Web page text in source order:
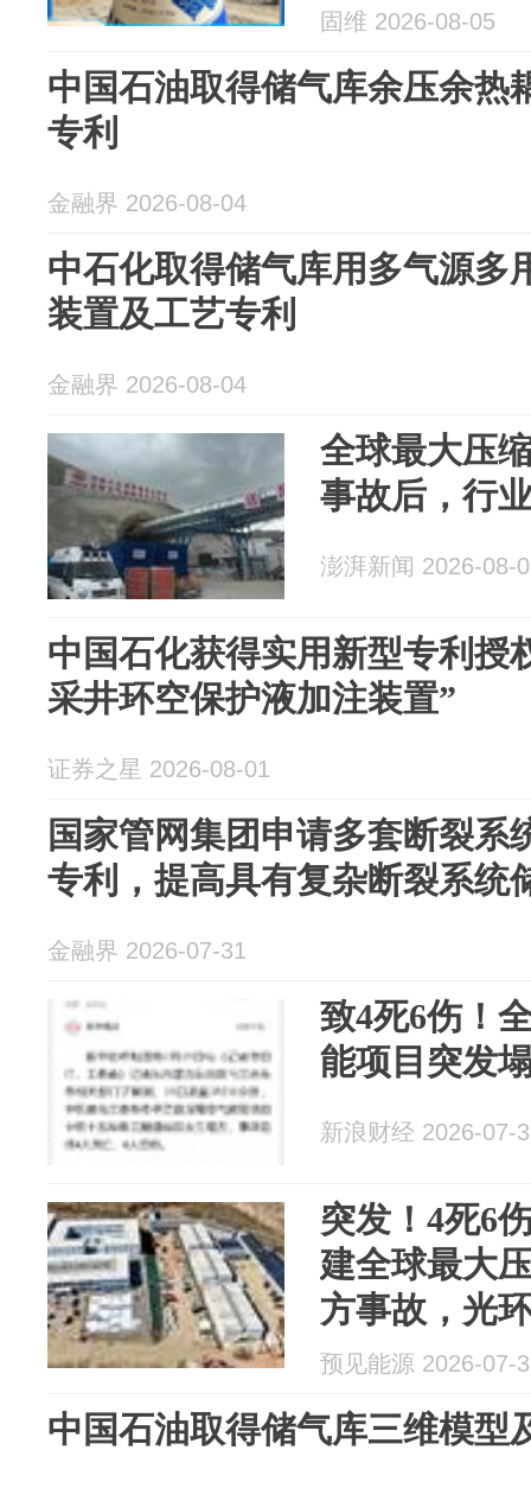
固维 2026-08-05
中国石油取得储气库余压余热
专利
金融界 2026-08-04
中石化取得储气库用多气源多
装置及工艺专利
金融界 2026-08-04
全球最大压
事故后，行
澎湃新闻 2026-08-
中国石化获得实用新型专利授
采井环空保护液加注装置”
证券之星 2026-08-01
国家管网集团申请多套断裂系
专利，提高具有复杂断裂系统
金融界 2026-07-31
致4死6伤！
能项目突发
新浪财经 2026-07-
突发！4死6
建全球最大
方事故，光
预见能源 2026-07-
中国石油取得储气库三维模型